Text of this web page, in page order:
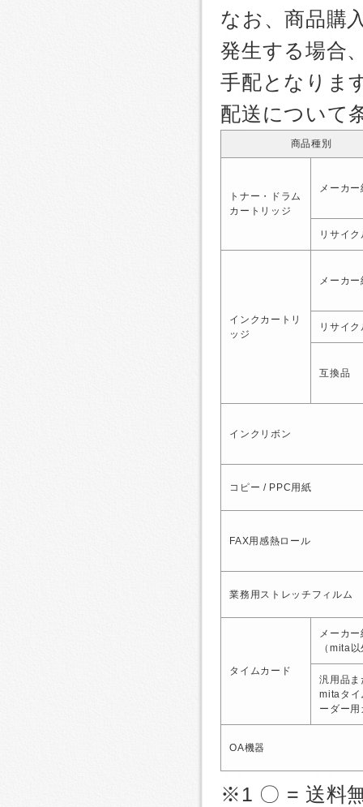
なお、商品購
発生する場合
手配となりま
配送について
商品種別
トナー・ドラム
カートリッジ
メーカ
リサイ
インクカートリ
ッジ
メーカ
リサイ
互換品
インクリボン
コピー / PPC用紙
FAX用感熱ロール
業務用ストレッチフィルム
タイムカード
メーカ
（mita
汎用品ま
mitaタイ
ーダー
OA機器
※1 〇 = 送料